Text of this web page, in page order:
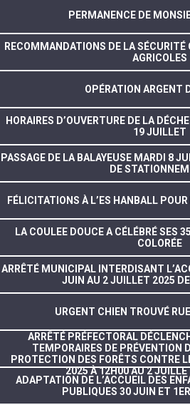
PERMANENCE DE
RECOMMANDATIONS DE LA SÉCURITÉ
AGRICOLES
OPÉRATION ARGENT
HORAIRES D’OUVERTURE DE LA
19 JUILLET
PASSAGE DE LA BALAYEUSE MARDI 8
DE
FÉLICITATIONS À L’ES HANBALL
LA COULEE DOUCE A CÉLÉBRÉ SES
COLORÉE
ARRÊTÉ MUNICIPAL INTERDISANT
JUIN AU 2 JUILLET 2025
URGENT CHIEN TROUVÉ
ARRÊTÉ PRÉFECTORAL
TEMPORAIRES DE PRÉVENTION
PROTECTION DES FORÊTS CONTRE
2025 À 12H00 AU 2
ADAPTATION DE L’ACCUEIL DES
PUBLIQUES 30 JUIN ET